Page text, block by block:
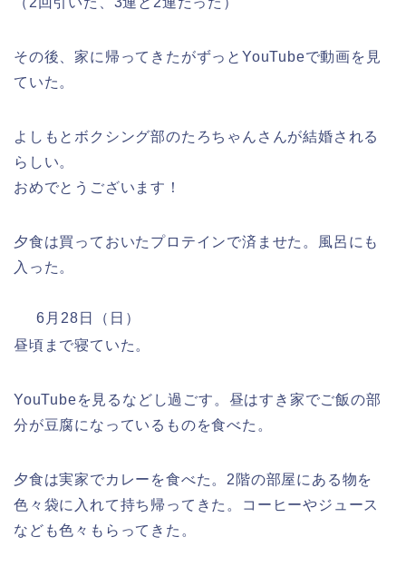
その後、家に帰ってきたがずっとYouTubeで動画を見
ていた。
よしもとボクシング部のたろちゃんさんが結婚される
らしい。
おめでとうございます！
夕食は買っておいたプロテインで済ませた。風呂にも
入った。
6月28日（日）
昼頃まで寝ていた。
YouTubeを見るなどし過ごす。昼はすき家でご飯の部
分が豆腐になっているものを食べた。
夕食は実家でカレーを食べた。2階の部屋にある物を
色々袋に入れて持ち帰ってきた。コーヒーやジュース
なども色々もらってきた。